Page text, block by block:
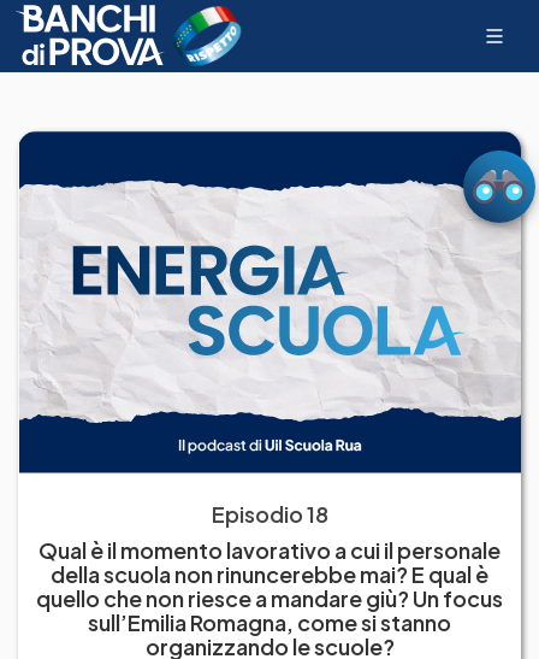
Episodio 18
Qual è il momento lavorativo a cui il personale
della scuola non rinuncerebbe mai? E qual è
quello che non riesce a mandare giù? Un focus
sull’Emilia Romagna, come si stanno
organizzando le scuole?